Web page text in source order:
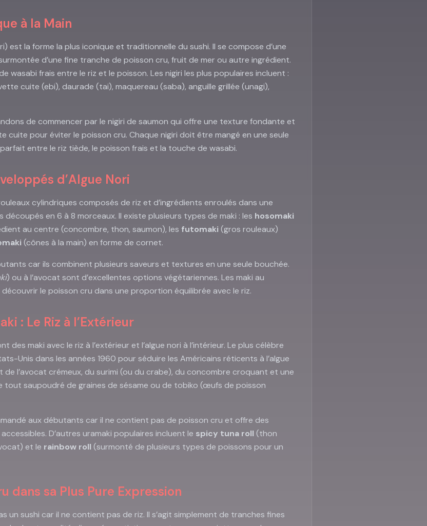
à la Main
est la forme la plus iconique et traditionnelle du sushi. Il se compose d’une
d’une fine tranche de poisson cru, fruit de mer ou autre ingrédient.
wasabi frais entre le riz et le poisson. Les nigiri les plus populaires incluent :
cuite (ebi), daurade (tai), maquereau (saba), anguille grillée (unagi),
de commencer par le nigiri de saumon qui offre une texture fondante et
cuite pour éviter le poisson cru. Chaque nigiri doit être mangé en une seule
entre le riz tiède, le poisson frais et la touche de wasabi.
d’Algue Nori
cylindriques composés de riz et d’ingrédients enroulés dans une
découpés en 6 à 8 morceaux. Il existe plusieurs types de maki : les hosomaki
au centre (concombre, thon, saumon), les futomaki (gros rouleaux)
(cônes à la main) en forme de cornet.
car ils combinent plusieurs saveurs et textures en une seule bouchée.
) ou à l’avocat sont d’excellentes options végétariennes. Les maki au
le poisson cru dans une proportion équilibrée avec le riz.
: Le Riz à l’Extérieur
des maki avec le riz à l’extérieur et l’algue nori à l’intérieur. Le plus célèbre
Unis dans les années 1960 pour séduire les Américains réticents à l’algue
de l’avocat crémeux, du surimi (ou du crabe), du concombre croquant et une
tout saupoudré de graines de sésame ou de tobiko (œufs de poisson
aux débutants car il ne contient pas de poisson cru et offre des
D’autres uramaki populaires incluent le spicy tuna roll (thon
et le rainbow roll (surmonté de plusieurs types de poissons pour un
dans sa Plus Pure Expression
un sushi car il ne contient pas de riz. Il s’agit simplement de tranches fines